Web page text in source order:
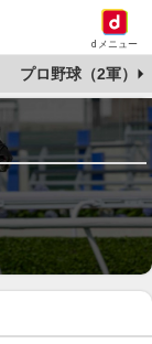
dメニュー
プロ野球（2軍）